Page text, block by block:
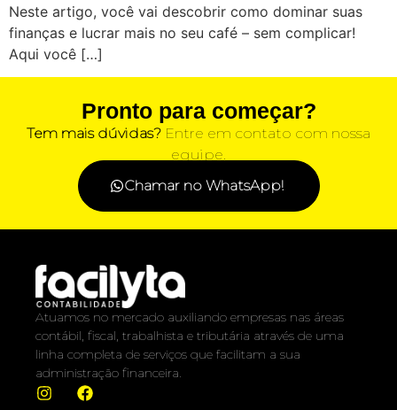
Neste artigo, você vai descobrir como dominar suas
finanças e lucrar mais no seu café – sem complicar!
Aqui você […]
Pronto para começar?
Tem mais dúvidas? Entre em contato com nossa
equipe.
Chamar no WhatsApp!
Atuamos no mercado auxiliando empresas nas áreas
contábil, fiscal, trabalhista e tributária através de uma
linha completa de serviços que facilitam a sua
administração financeira.